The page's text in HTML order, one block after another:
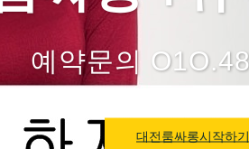
예약문의
대전룸싸롱시작하기